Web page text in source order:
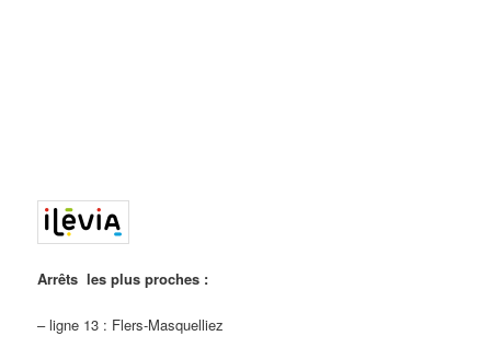
Arrêts les plus proches :
– ligne 13 : Flers-Masquelliez